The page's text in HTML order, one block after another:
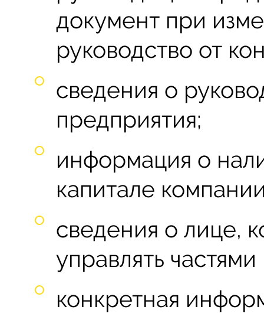
документ при
руководство от
сведения о
предприятия;
информация о
капитале
сведения о лице,
управлять
конкретная